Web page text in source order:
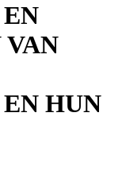
HUN